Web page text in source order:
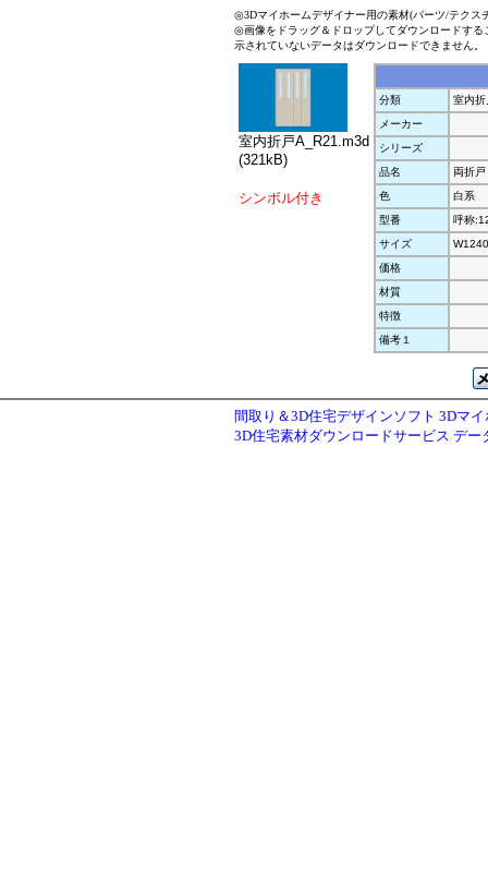
◎3Dマイホームデザイナー用の素材(パーツ/テクス
◎画像をドラッグ＆ドロップしてダウンロードす
示されていないデータはダウンロードできません。
室内折戸A_R21.m3d
(321kB)
シンボル付き
分類
室内折
メーカー
シリーズ
品名
両折
色
白系
型番
呼称
サイズ
価格
材質
特徴
備考１
間取り＆3D住宅デザインソフト 3Dマ
3D住宅素材ダウンロードサービス デー